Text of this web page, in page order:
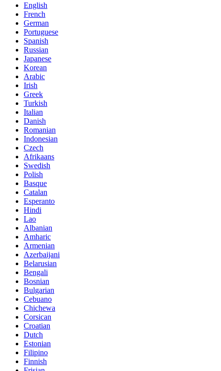
English
French
German
Portuguese
Spanish
Russian
Japanese
Korean
Arabic
Irish
Greek
Turkish
Italian
Danish
Romanian
Indonesian
Czech
Afrikaans
Swedish
Polish
Basque
Catalan
Esperanto
Hindi
Lao
Albanian
Amharic
Armenian
Azerbaijani
Belarusian
Bengali
Bosnian
Bulgarian
Cebuano
Chichewa
Corsican
Croatian
Dutch
Estonian
Filipino
Finnish